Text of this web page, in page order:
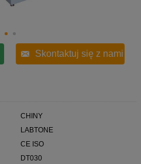
Skontaktuj się z nami
CHINY
LABTONE
CE ISO
DT030